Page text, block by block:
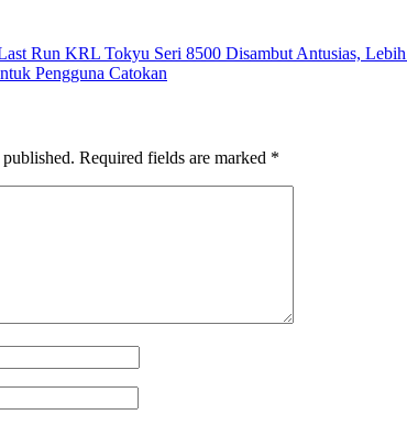
Run KRL Tokyu Seri 8500 Disambut Antusias,
Pengguna Catokan
Required fields are marked *